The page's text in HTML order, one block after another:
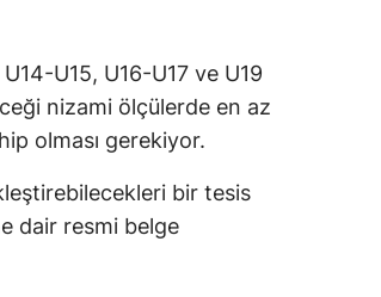
U15, U16-U17 ve U19
nizami ölçülerde en az
olması gerekiyor.
bir tesis
dair resmi belge